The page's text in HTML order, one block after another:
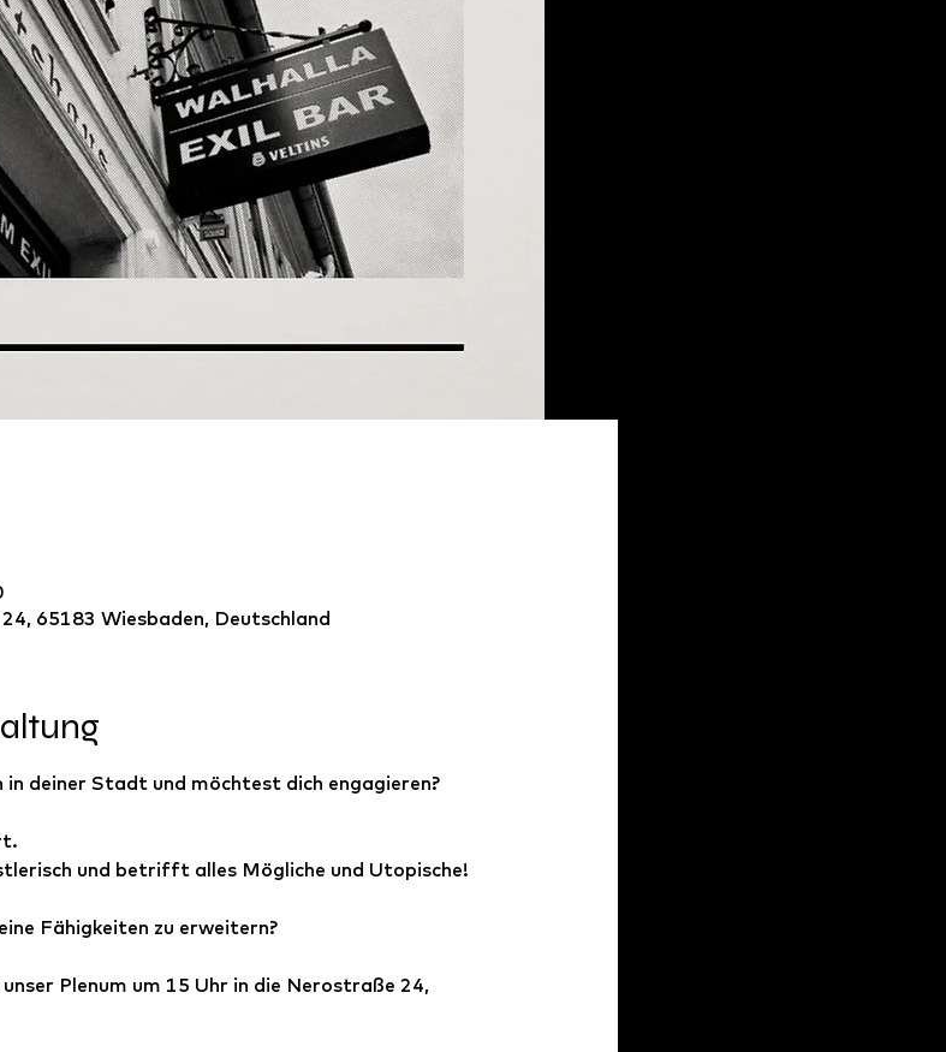
65183 Wiesbaden, Deutschland
deiner Stadt und möchtest dich engagieren?
und betrifft alles Mögliche und Utopische!
Fähigkeiten zu erweitern?
Plenum um 15 Uhr in die Nerostraße 24,